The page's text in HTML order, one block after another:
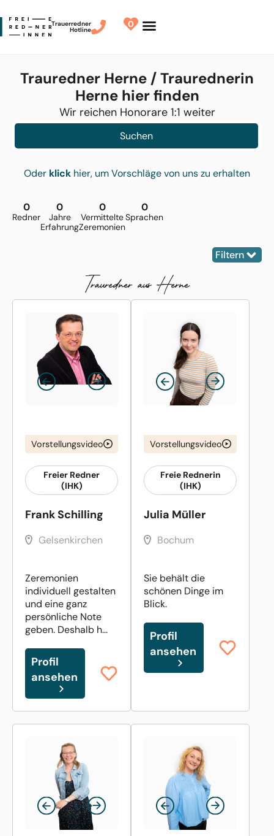
Trauerredner
Hotline
0
Trauredner Herne / Traurednerin
Herne hier finden
Wir reichen Honorare 1:1 weiter
Suchen
Oder klick hier, um Vorschläge von uns zu erhalten
Redner
0
Jahre
Erfahrung
0
Vermittelte
Zeremonien
0
Sprachen
0
Filtern
Trauredner aus Herne
Vorstellungsvideo
Freier Redner
(IHK)
Frank Schilling
Gelsenkirchen
Zeremonien
individuell gestalten
und eine ganz
persönliche Note
geben. Deshalb h...
Profil
ansehen
Vorstellungsvideo
Freie Rednerin
(IHK)
Julia Müller
Bochum
Sie behält die
schönen Dinge im
Blick.
Profil
ansehen